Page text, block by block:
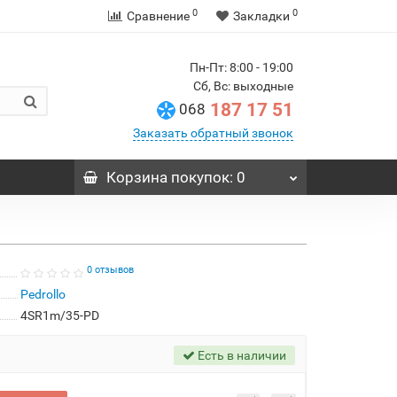
Сравнение 0 Закладки 0
Пн-Пт: 8:00 - 19:00
Сб, Вс: выходные
068 187 17 51
Заказать обратный звонок
Корзинапокупок: 0
0 отзывов
Pedrollo
4SR1m/35-PD
Есть в наличии